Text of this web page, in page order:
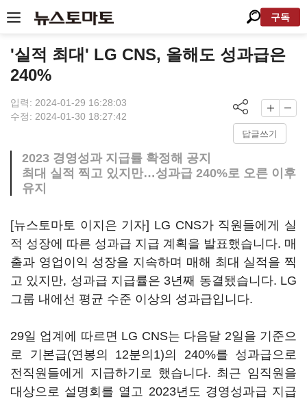
구독
'실적 최대' LG CNS, 올해도 성과급은
240%
입력: 2024-01-29 16:28:03
수정: 2024-01-30 18:27:42
답글쓰기
2023 경영성과 지급률 확정해 공지
최대 실적 찍고 있지만…성과급 240%로 오른 이후
유지
[뉴스토마토 이지은 기자] LG CNS가 직원들에게 실
적 성장에 따른 성과급 지급 계획을 발표했습니다. 매
출과 영업이익 성장을 지속하며 매해 최대 실적을 찍
고 있지만, 성과급 지급률은 3년째 동결됐습니다. LG
그룹 내에선 평균 수준 이상의 성과급입니다.
29일 업계에 따르면 LG CNS는 다음달 2일을 기준으
로 기본급(연봉의 12분의1)의 240%를 성과급으로
전직원들에게 지급하기로 했습니다. 최근 임직원을
대상으로 설명회를 열고 2023년도 경영성과급 지급